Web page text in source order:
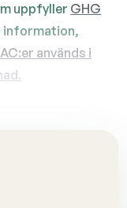
uppfyller GHG
information,
används i